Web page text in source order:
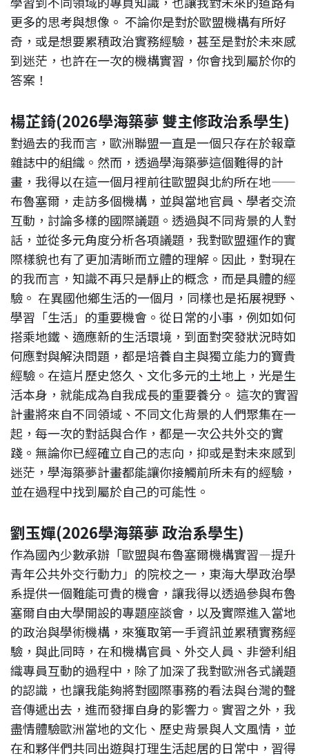
更多的思考與想像。 不論你是對於歐盟機構有所好
奇，或是想要累積政治實務經驗，甚至是對於未來感
到迷茫，也許在一次的機構實習，你會找到屬於你的
答案！
楊芷錡(2026學海築夢 雙主修政治系學生)
對過去的我而言，歐洲聯盟一直是一個只存在於報章
雜誌中的組織。然而，透過學海築夢這個難得的計
畫，我得以在這一個月裡前往歐盟與北約所在地——
布魯塞爾，走訪多個機構，並與當地官員、學者交流
互動，討論多樣的國際議題。透過與不同背景的人對
話，並從多元角度分析各項議題，我對歐盟運作的實
際樣貌也有了更加清晰而立體的理解。因此，對現在
的我而言，知識不再只是靜止的概念，而是具體的經
驗。 在異國他鄉生活的一個月，同樣也是拓展視野、
學習「生活」的重要機會。從日常的小事，例如如何
搭乘地鐵、適應新的生活環境，到面對突發狀況時如
何應對與解決問題，都是培養自主與獨立能力的寶貴
經驗。在這片歷史悠久、文化多元的土地上，光是生
活本身，就能成為自我成長的重要養分。 這次的實習
計畫將來自不同領域、不同文化背景的人們聚集在一
起，每一次的對話與合作，都是一次公共外交的實
踐。無論你已經確立自己的志向，抑或是對未來感到
迷茫，學海築夢計畫都能讓你接觸前所未有的經驗，
並在過程中找到屬於自己的可能性。
劉玉嬋(2026學海築夢 政治系學生)
作為國內少數承辦「歐盟與布魯塞爾機構實習—提升
青年公共外交行動力」的院校之一，東海大學政治學
系提供一個難能可貴的機會，讓我得以透過參與布魯
塞爾自由大學開設的專題座談會，以及實際進入當地
的政治與學術機構，來獲取第一手資訊並累積實務經
驗，與此同時，在和機構官員、外交人員、非營利組
織專員互動的過程中，除了加深了我對歐洲各式議題
的認識，也讓我能夠將對國際事務的看法與台灣的聲
音傳遞出去，進而發揮自身的影響力。實習之外，我
盡情體驗歐洲當地的文化、歷史背景與人文風情，並
在和夥伴們共同出遊與打理生活起居的日常中，習得